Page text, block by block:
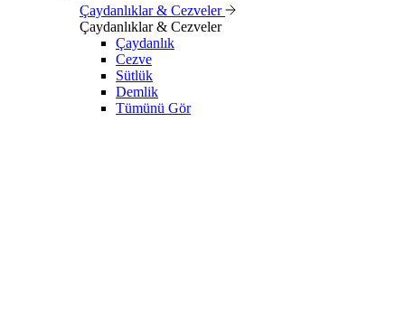
Çaydanlıklar & Cezveler
Çaydanlıklar & Cezveler
Çaydanlık
Cezve
Sütlük
Demlik
Tümünü Gör